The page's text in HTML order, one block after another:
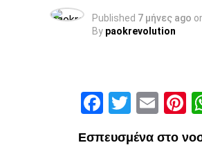
Published 7 μήνες ago
By paokrevolution
Facebook
Twitter
Εσπευσμένα στο